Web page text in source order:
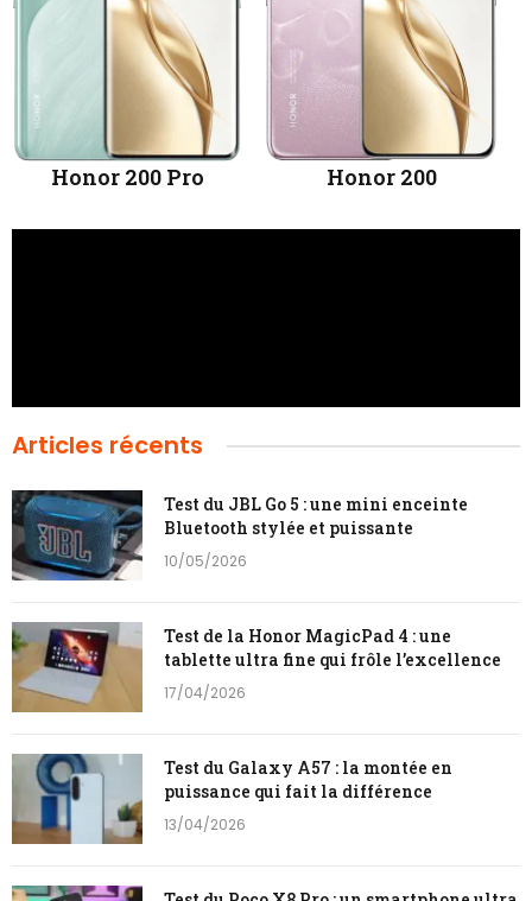
Honor 200 Pro Honor 200
Articles récents
Test du JBL Go 5 : une mini enceinte
Bluetooth stylée et puissante
10/05/2026
Test de la Honor MagicPad 4 : une
tablette ultra fine qui frôle l’excellence
17/04/2026
Test du Galaxy A57 : la montée en
puissance qui fait la différence
13/04/2026